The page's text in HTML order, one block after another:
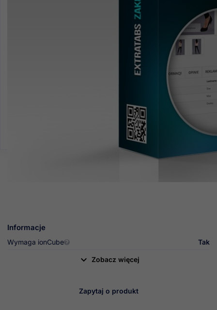
Informacje
Wymaga ionCube Tak
 Zobacz więcej
Zapytaj o produkt
+249 zł